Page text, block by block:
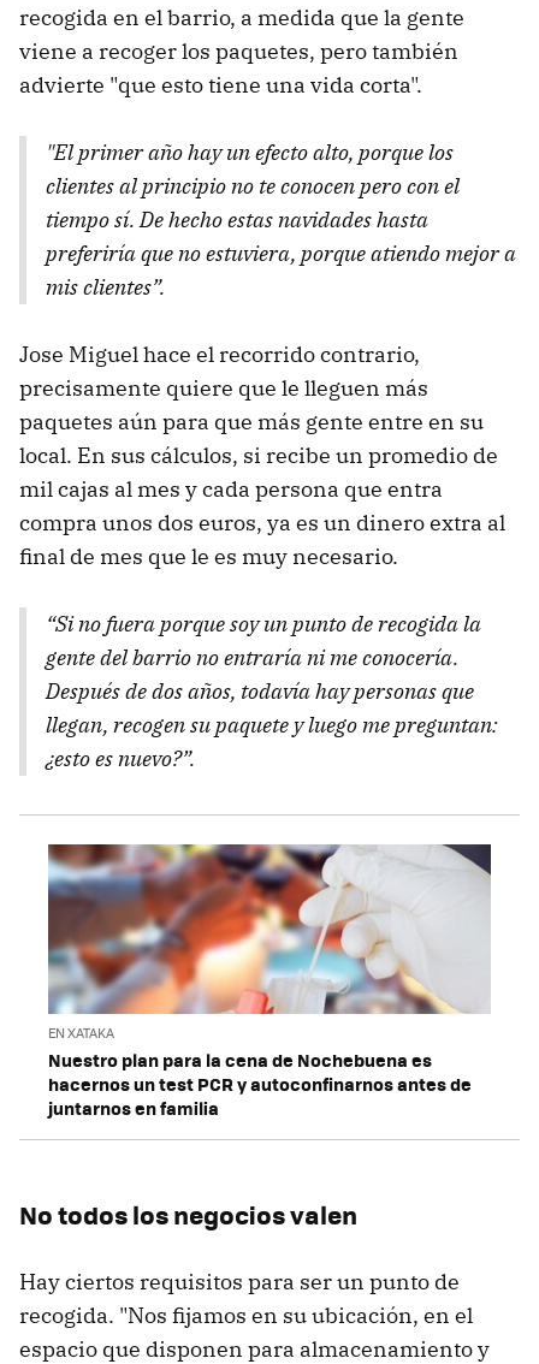
recogida en el barrio, a medida que la gente
viene a recoger los paquetes, pero también
advierte "que esto tiene una vida corta".
"El primer año hay un efecto alto, porque los
clientes al principio no te conocen pero con el
tiempo sí. De hecho estas navidades hasta
preferiría que no estuviera, porque atiendo mejor a
mis clientes”.
Jose Miguel hace el recorrido contrario,
precisamente quiere que le lleguen más
paquetes aún para que más gente entre en su
local. En sus cálculos, si recibe un promedio de
mil cajas al mes y cada persona que entra
compra unos dos euros, ya es un dinero extra al
final de mes que le es muy necesario.
“Si no fuera porque soy un punto de recogida la
gente del barrio no entraría ni me conocería.
Después de dos años, todavía hay personas que
llegan, recogen su paquete y luego me preguntan:
¿esto es nuevo?”.
EN XATAKA
Nuestro plan para la cena de Nochebuena es
hacernos un test PCR y autoconfinarnos antes de
juntarnos en familia
No todos los negocios valen
Hay ciertos requisitos para ser un punto de
recogida. "Nos fijamos en su ubicación, en el
espacio que disponen para almacenamiento y